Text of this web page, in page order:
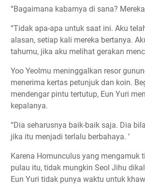
“Bagaimana kabarnya di sana?
“Tidak apa-apa untuk saat ini. Aku
alasan, setiap kali mereka bertanya.
tahumu, jika aku melihat gerakan
Yoo Yeolmu meninggalkan resor
menerima kertas petunjuk dan koin.
mendengar pintu tertutup, Eun Yuri
kepalanya.
“Dia seharusnya baik-baik saja. Dia
jika itu menjadi terlalu berbahaya. ‘
Karena Homunculus yang mengamuk
pulau itu, tidak mungkin Seol Jihu
Eun Yuri tidak punya waktu untuk